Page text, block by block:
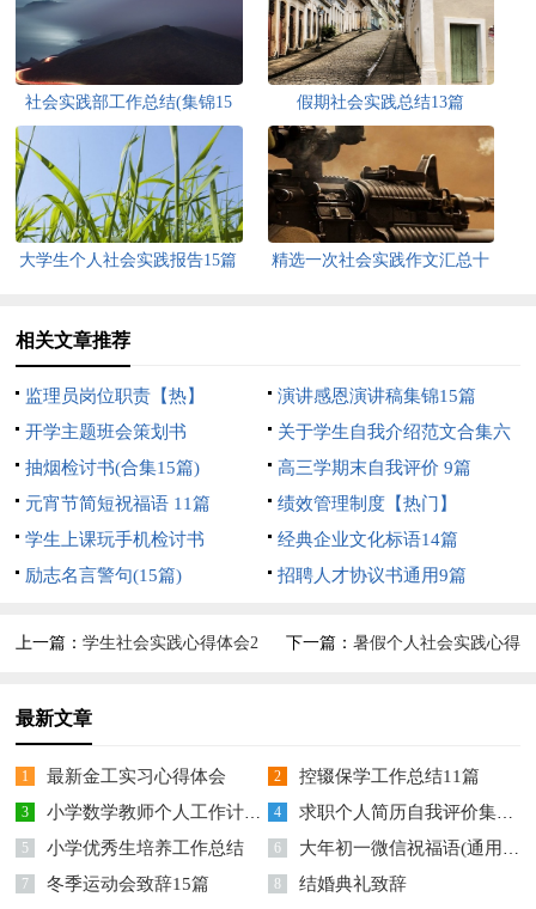
社会实践部工作总结(集锦15
篇)
假期社会实践总结13篇
大学生个人社会实践报告15篇
精选一次社会实践作文汇总十
相关文章推荐
监理员岗位职责【热】
演讲感恩演讲稿集锦15篇
开学主题班会策划书
关于学生自我介绍范文合集六
篇
抽烟检讨书(合集15篇)
高三学期末自我评价 9篇
元宵节简短祝福语 11篇
绩效管理制度【热门】
学生上课玩手机检讨书
经典企业文化标语14篇
励志名言警句(15篇)
招聘人才协议书通用9篇
上一篇：学生社会实践心得体会2
下一篇： 暑假个人社会实践心得
最新文章
1 最新金工实习心得体会 2 控辍保学工作总结11篇
3 小学数学教师个人工作计划15篇 4 求职个人简历自我评价集锦15篇
5 小学优秀生培养工作总结 6 大年初一微信祝福语(通用14篇)
7 冬季运动会致辞15篇 8 结婚典礼致辞